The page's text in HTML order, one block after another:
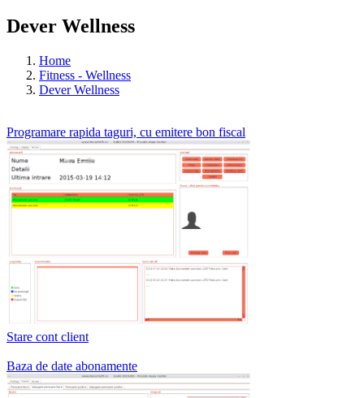
Dever Wellness
Home
Fitness - Wellness
Dever Wellness
Programare rapida taguri, cu emitere bon fiscal
Stare cont client
Baza de date abonamente